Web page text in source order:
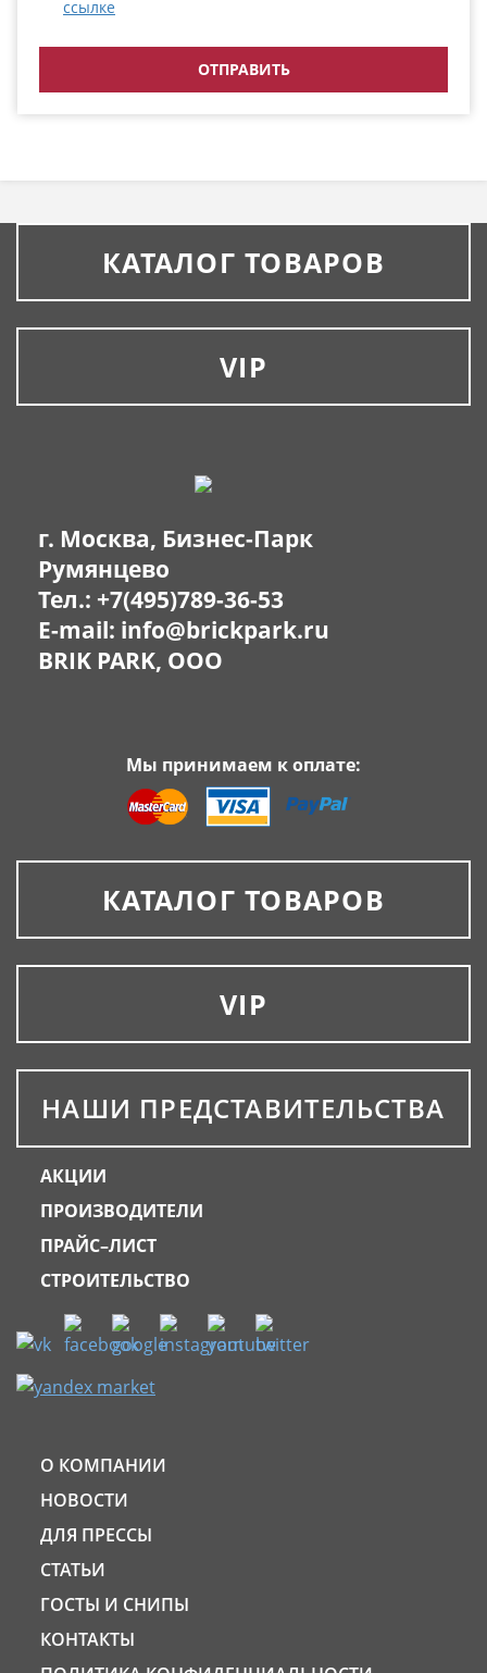
ссылке
КАТАЛОГ ТОВАРОВ
VIP
г. Москва, Бизнес-Парк
Румянцево
Тел.: +7(495)789-36-53
E-mail: info@brickpark.ru
BRIK PARK, OOO
Мы принимаем к оплате:
КАТАЛОГ ТОВАРОВ
VIP
НАШИ ПРЕДСТАВИТЕЛЬСТВА
АКЦИИ
ПРОИЗВОДИТЕЛИ
ПРАЙС–ЛИСТ
СТРОИТЕЛЬСТВО
О КОМПАНИИ
НОВОСТИ
ДЛЯ ПРЕССЫ
СТАТЬИ
ГОСТЫ И СНИПЫ
КОНТАКТЫ